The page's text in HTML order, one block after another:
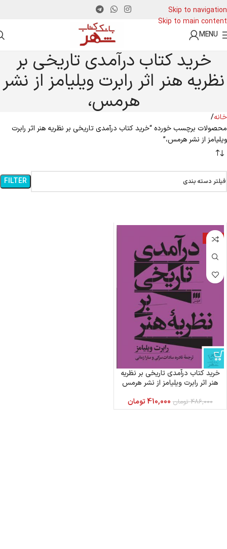
Skip to navigation
Skip to main content
MENU
خرید کتاب درآمدی تاریخی بر
نظریه هنر اثر رابرت ویلیامز از نشر
هرمس،
خانه
محصولات برچسب خورده “خرید کتاب درآمدی تاریخی بر نظریه هنر اثر رابرت
ویلیامز از نشر هرمس،”
فیلتر دسته بندی FILTER
-16%
خرید کتاب درآمدی تاریخی بر نظریه
هنر اثر رابرت ویلیامز از نشر هرمس
486,000 تومان 410,000تومان